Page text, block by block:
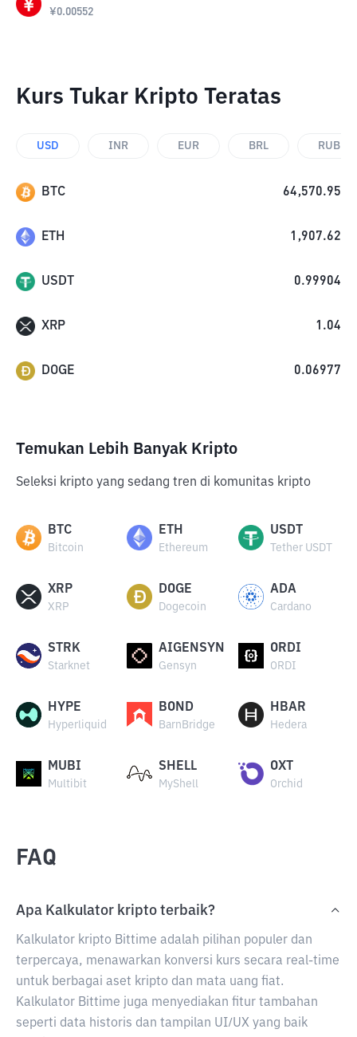
¥0.00552
Kurs Tukar Kripto Teratas
USD INR EUR BRL RUB
BTC 64,570.95
ETH 1,907.62
USDT 0.99904
XRP 1.04
DOGE 0.06977
Temukan Lebih Banyak Kripto
Seleksi kripto yang sedang tren di komunitas kripto
BTC
Bitcoin
ETH
Ethereum
USDT
Tether USDT
XRP
XRP
DOGE
Dogecoin
ADA
Cardano
STRK
Starknet
AIGENSYN
Gensyn
ORDI
ORDI
HYPE
Hyperliquid
BOND
BarnBridge
HBAR
Hedera
MUBI
Multibit
SHELL
MyShell
OXT
Orchid
FAQ
Apa Kalkulator kripto terbaik?
Kalkulator kripto Bittime adalah pilihan populer dan
terpercaya, menawarkan konversi kurs secara real-time
untuk berbagai aset kripto dan mata uang fiat.
Kalkulator Bittime juga menyediakan fitur tambahan
seperti data historis dan tampilan UI/UX yang baik